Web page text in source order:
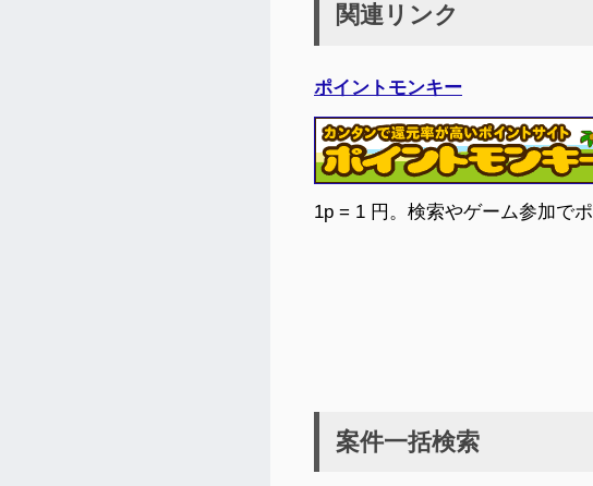
関連リンク
ポイントモンキー
1p = 1 円。検索やゲーム参加で
案件一括検索